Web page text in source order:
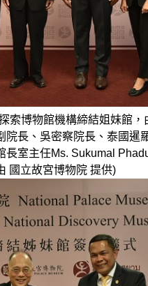
索博物館機構締結姐妹館
院長、吳密察院長、泰國暹
長室主任Ms. Sukumal
國立故宮博物院 提供)